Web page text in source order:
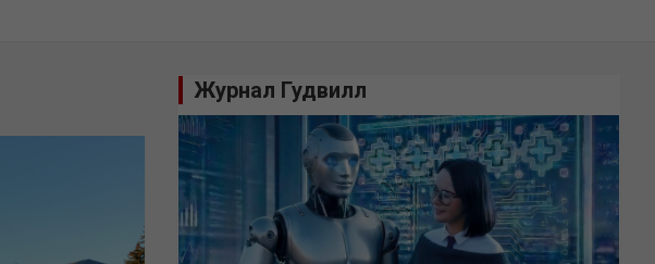
Журнал Гудвилл